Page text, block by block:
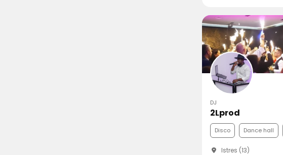
DJ
2Lprod
Disco Dance hall
Istres (13)